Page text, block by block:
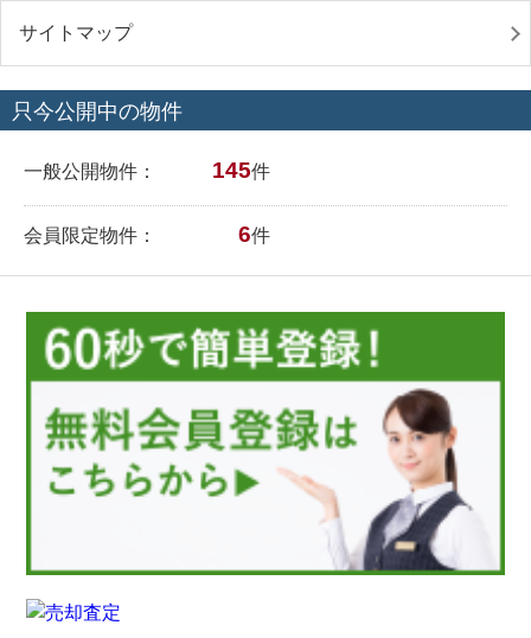
サイトマップ
只今公開中の物件
一般公開物件： 145件
会員限定物件： 6件